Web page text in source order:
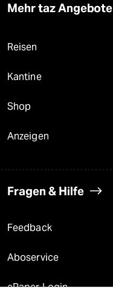
Mehr taz Angebote
Reisen
Kantine
Shop
Anzeigen
Fragen & Hilfe
Feedback
Aboservice